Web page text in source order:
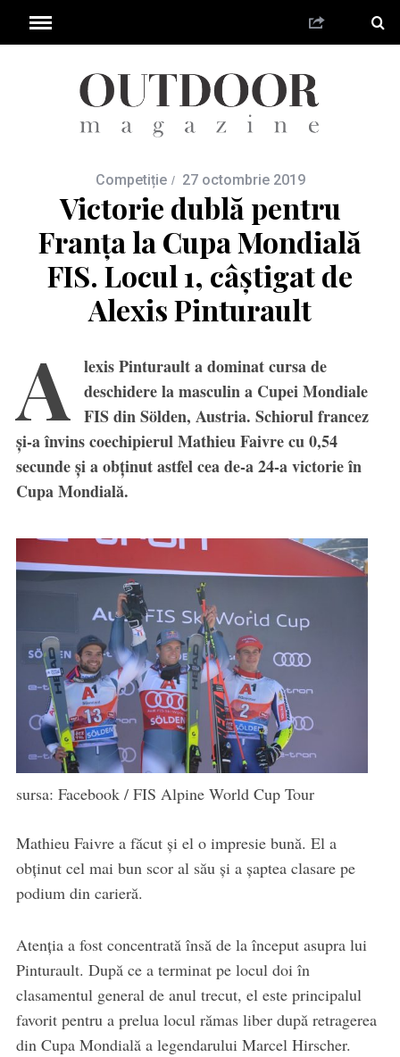
Competiție 27 octombrie 2019
Victorie dublă pentru
Franța la Cupa Mondială
FIS. Locul 1, câștigat de
Alexis Pinturault
A lexis Pinturault a dominat cursa de
deschidere la masculin a Cupei Mondiale
FIS din Sölden, Austria. Schiorul francez
și-a învins coechipierul Mathieu Faivre cu 0,54
secunde și a obținut astfel cea de-a 24-a victorie în
Cupa Mondială.
sursa: Facebook / FIS Alpine World Cup Tour
Mathieu Faivre a făcut și el o impresie bună. El a
obținut cel mai bun scor al său și a șaptea clasare pe
podium din carieră.
Atenția a fost concentrată însă de la început asupra lui
Pinturault. După ce a terminat pe locul doi în
clasamentul general de anul trecut, el este principalul
favorit pentru a prelua locul rămas liber după retragerea
din Cupa Mondială a legendarului Marcel Hirscher.